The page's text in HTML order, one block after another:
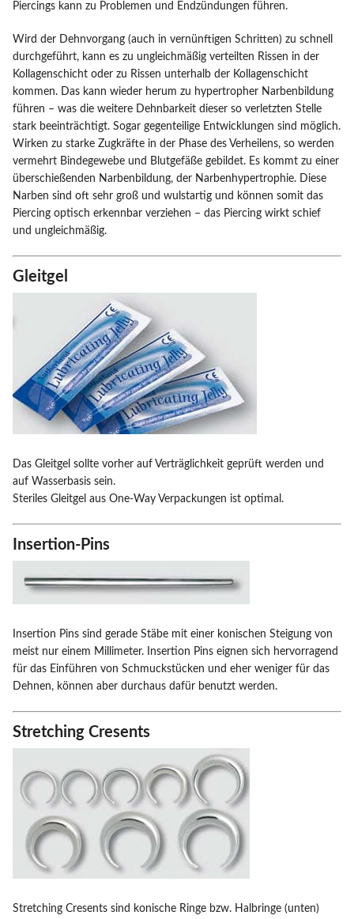
Piercings kann zu Problemen und Endzündungen führen.
Wird der Dehnvorgang (auch in vernünftigen Schritten) zu schnell
durchgeführt, kann es zu ungleichmäßig verteilten Rissen in der
Kollagenschicht oder zu Rissen unterhalb der Kollagenschicht
kommen. Das kann wieder herum zu hypertropher Narbenbildung
führen – was die weitere Dehnbarkeit dieser so verletzten Stelle
stark beeinträchtigt. Sogar gegenteilige Entwicklungen sind möglich.
Wirken zu starke Zugkräfte in der Phase des Verheilens, so werden
vermehrt Bindegewebe und Blutgefäße gebildet. Es kommt zu einer
überschießenden Narbenbildung, der Narbenhypertrophie. Diese
Narben sind oft sehr groß und wulstartig und können somit das
Piercing optisch erkennbar verziehen – das Piercing wirkt schief
und ungleichmäßig.
Gleitgel
Das Gleitgel sollte vorher auf Verträglichkeit geprüft werden und
auf Wasserbasis sein.
Steriles Gleitgel aus One-Way Verpackungen ist optimal.
Insertion-Pins
Insertion Pins sind gerade Stäbe mit einer konischen Steigung von
meist nur einem Millimeter. Insertion Pins eignen sich hervorragend
für das Einführen von Schmuckstücken und eher weniger für das
Dehnen, können aber durchaus dafür benutzt werden.
Stretching Cresents
Stretching Cresents sind konische Ringe bzw. Halbringe (unten)